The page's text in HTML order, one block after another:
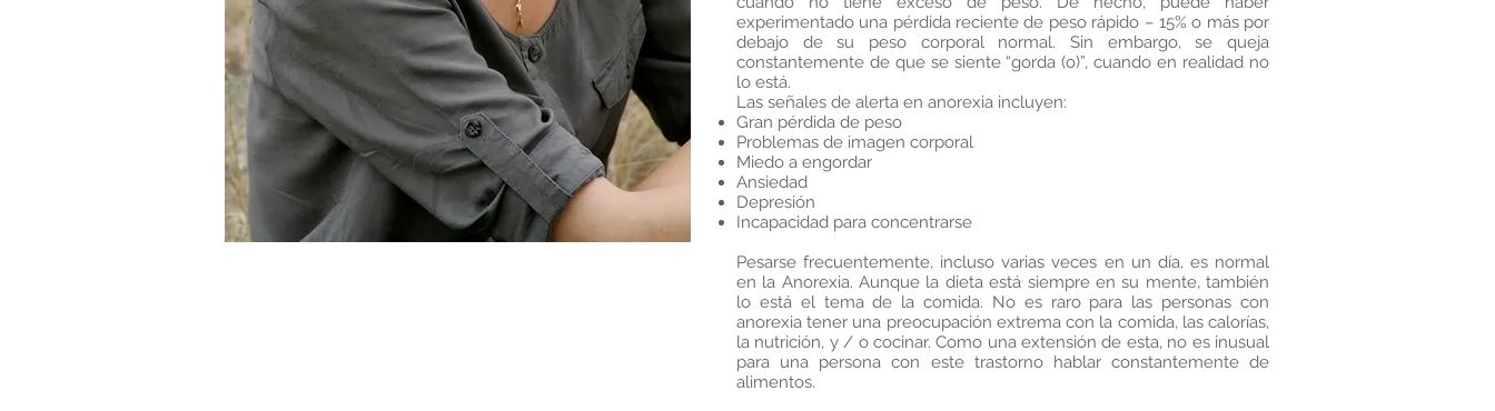
experimentado una pérdida reciente de peso rápido – 15% o más por
debajo de su peso corporal normal. Sin embargo, se queja
constantemente de que se siente “gorda (o)”, cuando en realidad no
lo está.
Las señales de alerta en anorexia incluyen:
Gran pérdida de peso
Problemas de imagen corporal
Miedo a engordar
Ansiedad
Depresión
Incapacidad para concentrarse
Pesarse frecuentemente, incluso varias veces en un día, es normal
en la Anorexia. Aunque la dieta está siempre en su mente, también
lo está el tema de la comida. No es raro para las personas con
anorexia tener una preocupación extrema con la comida, las calorías,
la nutrición, y / o cocinar. Como una extensión de esta, no es inusual
para una persona con este trastorno hablar constantemente de
alimentos.